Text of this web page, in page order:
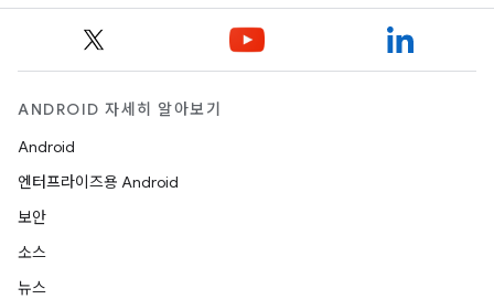
ANDROID 자세히 알아보기
Android
엔터프라이즈용 Android
보안
소스
뉴스